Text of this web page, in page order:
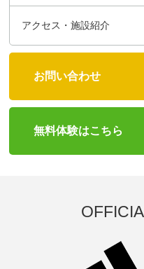
アクセス・施設紹介
お問い合わせ
無料体験はこちら